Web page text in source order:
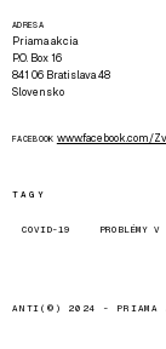
ADRESA
Priama akcia
P.O. Box 16
841 06 Bratislava 48
Slovensko
FACEBOOK www.facebook.com/
TAGY
COVID-19 PROBLÉMY V
ANTI(©) 2024 - PRIAMA